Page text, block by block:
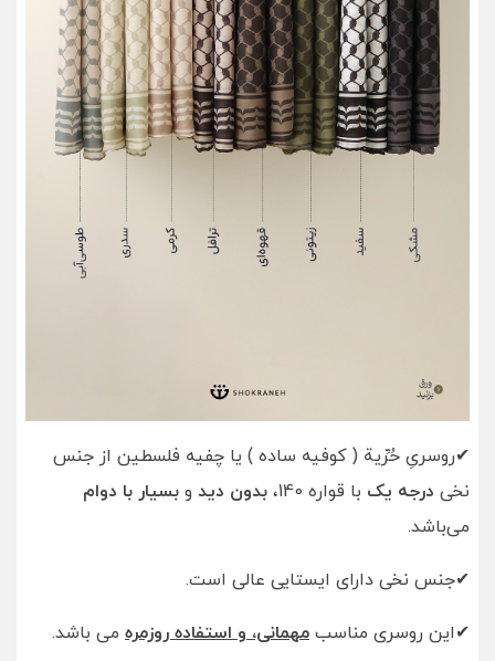
✔روسریِ حُرِّية ( کوفیه ساده ) یا چفیه فلسطین از جنس
نخی درجه یک با قواره 140، بدون دید و بسیار با دوام
می‌باشد.
✔جنس نخی دارای ایستایی عالی است.
✔این روسری‌ مناسب مهمانی، و استفاده روزمره می باشد.